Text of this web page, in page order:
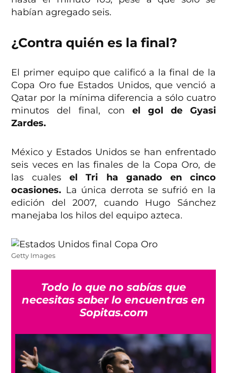
habían agregado seis.
¿Contra quién es la final?
El primer equipo que calificó a la final de la
Copa Oro fue Estados Unidos, que venció a
Qatar por la mínima diferencia a sólo cuatro
minutos del final, con el gol de Gyasi
Zardes.
México y Estados Unidos se han enfrentado
seis veces en las finales de la Copa Oro, de
las cuales el Tri ha ganado en cinco
ocasiones. La única derrota se sufrió en la
edición del 2007, cuando Hugo Sánchez
manejaba los hilos del equipo azteca.
Getty Images
Todo lo que no sabías que
necesitas saber lo encuentras en
Sopitas.com